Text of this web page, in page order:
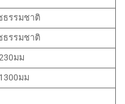
ธรรมชาติ
ธรรมชาติ
มม
มม